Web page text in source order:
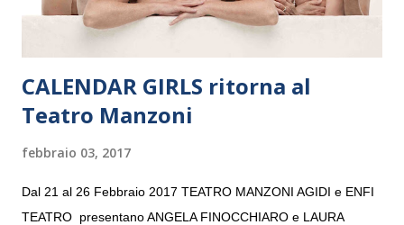
CALENDAR GIRLS ritorna al
Teatro Manzoni
febbraio 03, 2017
Dal 21 al 26 Febbraio 2017 TEATRO MANZONI AGIDI e ENFI
TEATRO presentano ANGELA FINOCCHIARO e LAURA